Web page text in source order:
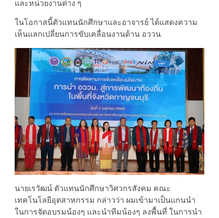
และหน่วยงานต่าง ๆ
ในโอกาสนี้ตัวแทนนักศึกษาและอาจารย์ ได้แสดงความ
เห็นแลกเปลี่ยนการขับเคลื่อนงานด้าน อววน.
นายเรวัฒน์ ตัวแทนนักศึกษาวิศวกรสังคม คณะ
เทคโนโลยีอุตสาหกรรม กล่าวว่า ผมเข้ามาเป็นแกนนำ
ในการจัดอบรมน้องๆ และนำทีมน้องๆ ลงพื้นที่ ในการนำ